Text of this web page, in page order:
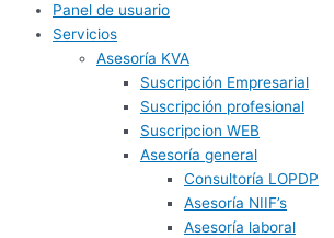
Panel de usuario
Servicios
Asesoría KVA
Suscripción Empresarial
Suscripción profesional
Suscripcion WEB
Asesoría general
Consultoría LOPDP
Asesoría NIIF’s
Asesoría laboral